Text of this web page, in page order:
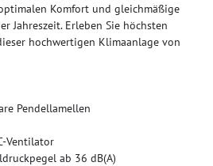
Komfort und gleichmäßige
Jahreszeit. Erleben Sie höchsten
hochwertigen Klimaanlage von
Pendellamellen
Ventilator
ab 36 dB(A)